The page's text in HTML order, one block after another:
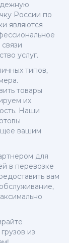
России по
являются
услуг.
типов,
товары
их
Наши
вашим
для
в перевозке
вам
из